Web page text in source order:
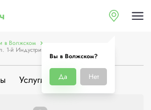
Вы в Волжском?
Да Нет
в Волжском
1-й Индустриальный проезд 18
Услуги О компании